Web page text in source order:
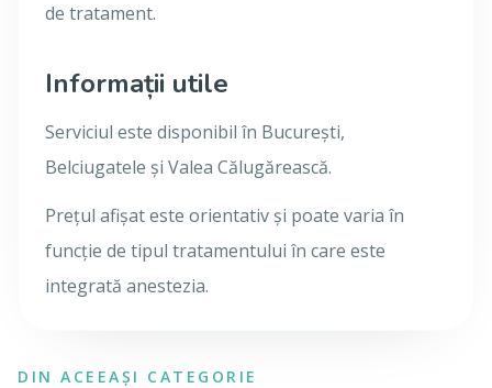
de tratament.
Informații utile
Serviciul este disponibil în București,
Belciugatele și Valea Călugărească.
Prețul afișat este orientativ și poate varia în
funcție de tipul tratamentului în care este
integrată anestezia.
DIN ACEEAȘI CATEGORIE